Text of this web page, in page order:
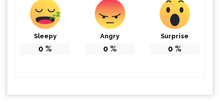
Sleepy
0 %
Angry
0 %
Surprise
0 %